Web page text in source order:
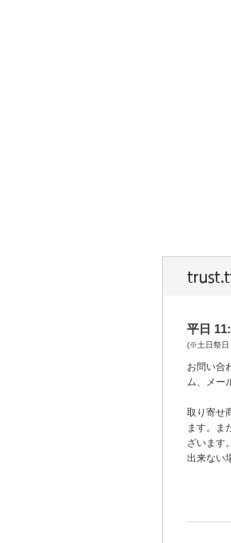
平日
(※土日祭日
お問い合
ム、メー
取り寄せ
ます。ま
ざいます
出来ない